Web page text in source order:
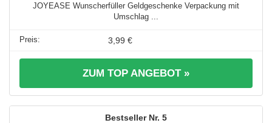
JOYEASE Wunscherfüller Geldgeschenke Verpackung mit
Umschlag ...
3,99 €
ZUM TOP ANGEBOT »
5